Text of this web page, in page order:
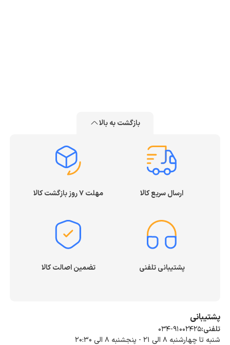
بازگشت به بالا
ارسال سریع کالا مهلت ۷ روز بازگشت کالا
پشتیبانی تلفنی تضمین اصالت کالا
پشتیبانی
تلفنی:034-91002425
شنبه تا چهارشنبه ۸ الی ۲۱ - پنجشنبه 8 الی ۲۰:۳۰